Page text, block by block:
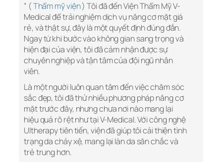
” (Thẩm mỹ viện) Tôi đã đến Viện Thẩm Mỹ V-
Medical để trải nghiệm dịch vụ nâng cơ mặt giá
rẻ, và thật sự, đây là một quyết định đúng đắn.
Ngay từ khi bước vào không gian sang trọng và
hiện đại của viện, tôi đã cảm nhận được sự
chuyên nghiệp và tận tâm của đội ngũ nhân
viên.
Là một người luôn quan tâm đến việc chăm sóc
sắc đẹp, tôi đã thử nhiều phương pháp nâng cơ
mặt trước đây, nhưng chưa nơi nào mang lại
hiệu quả rõ rệt như tại V-Medical. Với công nghệ
Ultherapy tiên tiến, viện đã giúp tôi cải thiện tình
trạng da chảy xệ, mang lại làn da săn chắc và
trẻ trung hơn.